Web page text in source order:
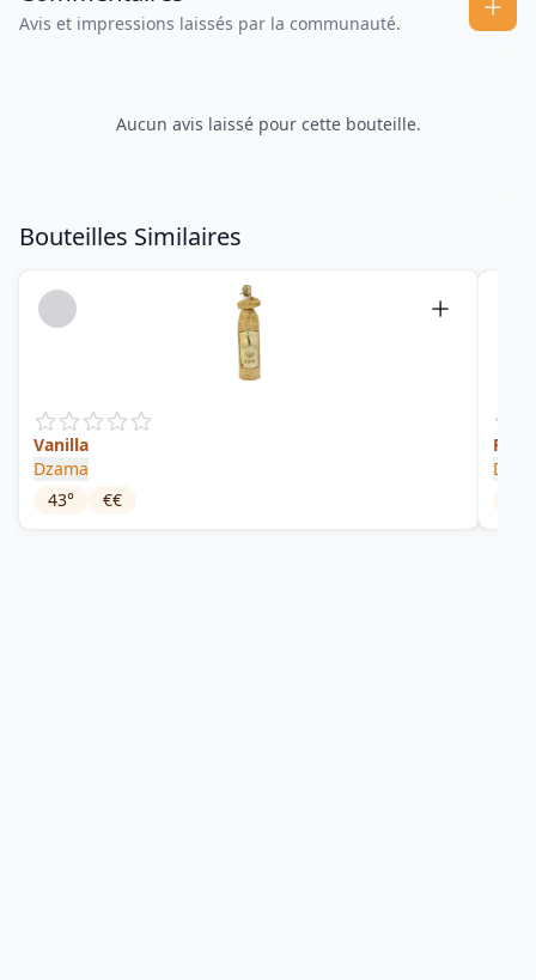
Avis et impressions laissés par la communauté.
Aucun avis laissé pour cette bouteille.
Bouteilles Similaires
Vanilla
Dzama
43° €€